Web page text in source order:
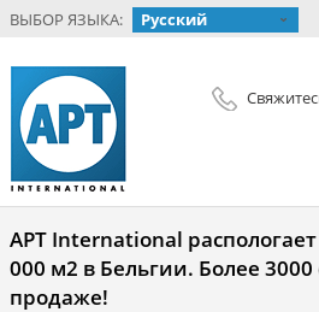
ВЫБОР ЯЗЫКА: Русский
APT International
000 м2 в Бельгии. Более 3000
продаже!